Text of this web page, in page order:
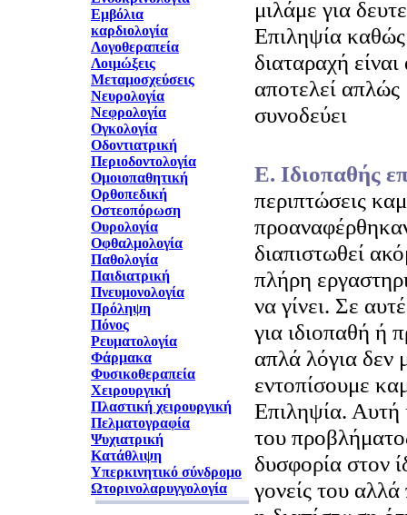
Εμβόλια
καρδιολογία
Λογοθεραπεία
Λοιμώξεις
Μεταμοσχεύσεις
Νευρολογία
Νεφρολογία
Ογκολογία
Οδοντιατρική
Περιοδοντολογία
Ομοιοπαθητική
Ορθοπεδική
Οστεοπόρωση
Ουρολογία
Οφθαλμολογία
Παθολογία
Παιδιατρική
Πνευμονολογία
Πρόληψη
Πόνος
Ρευματολογία
Φάρμακα
Φυσικοθεραπεία
Χειρουργική
Πλαστική χειρουργική
Πελματογραφία
Ψυχιατρική
Κατάθλιψη
Υπερκινητικό σύνδρομο
Ωτορινολαρυγγολογία
μιλάμε για
Επιληψία
διαταραχή
αποτελεί
συνοδεύει
Ε. Ιδιοπαθής
περιπτώσεις
διαπιστωθεί
πλήρη
να γίνει. Σε
για ιδιοπαθή ή
απλά λόγια δεν
εντοπίσουμε
Επιληψία. Αυτή
του
δυσφορία στον
γονείς του αλλά